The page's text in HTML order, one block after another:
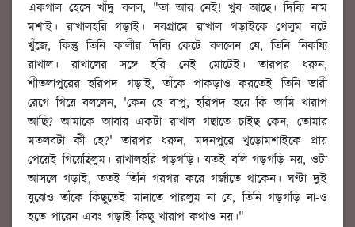
একগাল হেসে খাঁদু বলল, "তা আর নেই! খুব আছে। দিব্যি নাম
মশাই। রাখালহরি গড়াই। নবগ্রামে রাখাল গড়াইকে পেলুম বটে
খুঁজে, কিন্তু তিনি কালীর দিব্যি কেটে বললেন যে, তিনি নিকষ্যি
রাখাল। রাখালের সঙ্গে হরি নেই মোটেই। তারপর ধরুন,
শীতলাপুরের হরিপদ গড়াই, তাঁকে পাকড়াও করতেই তিনি ভারী
রেগে গিয়ে বললেন, 'কেন হে বাপু, হরিপদ হয়ে কি আমি খারাপ
আছি? আমাকে আবার একটা রাখাল গছাতে চাইছ কেন, তোমার
মতলবটা কী হে?' তারপর ধরুন, মদনপুরে খুড়োমশাইকে প্রায়
পেয়েই গিয়েছিলুম। রাখালহরি গড়গড়ি। যতই বলি গড়গড়ি নয়, ওটা
আসলে গড়াই, ততই তিনি গরগর করে গর্জাতে থাকেন। ঘণ্টা দুই
যুঝেও তাঁকে কিছুতেই মানাতে পারলুম না যে, তিনি গড়গড়ি না-ও
হতে পারেন এবং গড়াই কিছু খারাপ কথাও নয়।"